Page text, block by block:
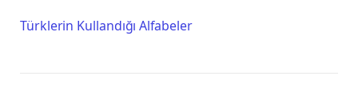
Türklerin Kullandığı Alfabeler